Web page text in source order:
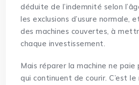
déduite de l’indemnité selon
les exclusions d’usure normale,
des machines couvertes, à
chaque investissement.
Mais réparer la machine ne paie
qui continuent de courir. C’est